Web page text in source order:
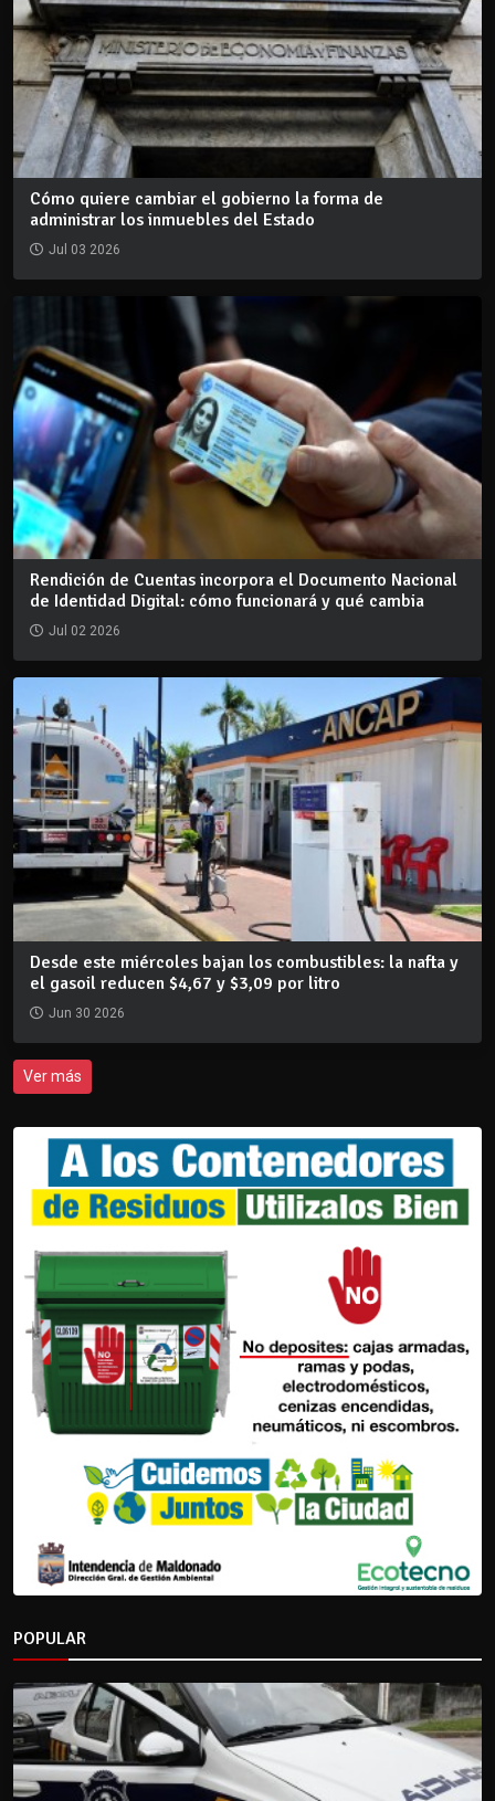
Cómo quiere cambiar el gobierno la forma de
administrar los inmuebles del Estado
Jul 03 2026
Rendición de Cuentas incorpora el Documento Nacional
de Identidad Digital: cómo funcionará y qué cambia
Jul 02 2026
Desde este miércoles bajan los combustibles: la nafta y
el gasoil reducen $4,67 y $3,09 por litro
Jun 30 2026
Ver más
POPULAR